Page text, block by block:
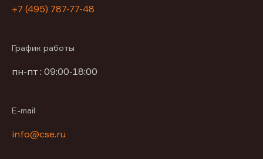
+7 (495) 787-77-48
График работы
пн-пт : 09:00-18:00
E-mail
info@cse.ru